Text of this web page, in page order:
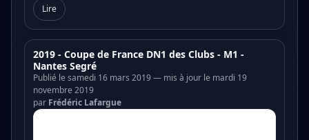
Lire
2019 - Coupe de France DN1 des Clubs - M1 -
Nantes Segré
Publié le samedi 16 mars 2019 — mis à jour le mardi 19
novembre 2019
par Frédéric Lafargue